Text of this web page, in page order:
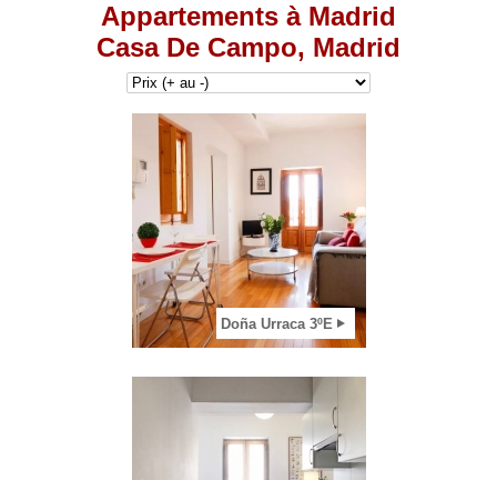
Appartements à Madrid
Casa De Campo, Madrid
Doña Urraca 3ºE
2
Voir appartement